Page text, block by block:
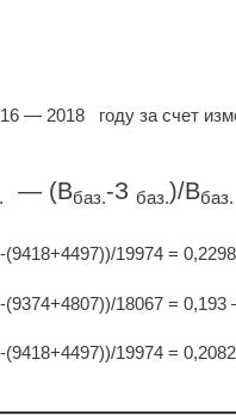
— 2018 году за счет
— (Bбаз.-З баз.)/Bбаз.
19974 =
18067 = 0,193
19974 =